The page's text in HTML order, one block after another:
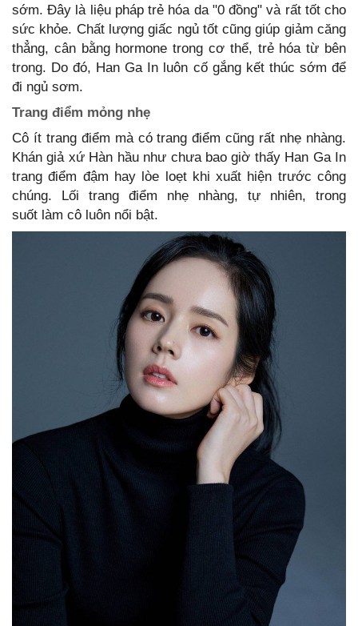
sớm. Đây là liệu pháp trẻ hóa da "0 đồng" và rất tốt cho
sức khỏe. Chất lượng giấc ngủ tốt cũng giúp giảm căng
thẳng, cân bằng hormone trong cơ thể, trẻ hóa từ bên
trong. Do đó, Han Ga In luôn cố gắng kết thúc sớm để
đi ngủ sơm.
Trang điểm mỏng nhẹ
Cô ít trang điểm mà có trang điểm cũng rất nhẹ nhàng.
Khán giả xứ Hàn hầu như chưa bao giờ thấy Han Ga In
trang điểm đậm hay lòe loẹt khi xuất hiện trước công
chúng. Lối trang điểm nhẹ nhàng, tự nhiên, trong
suốt làm cô luôn nổi bật.